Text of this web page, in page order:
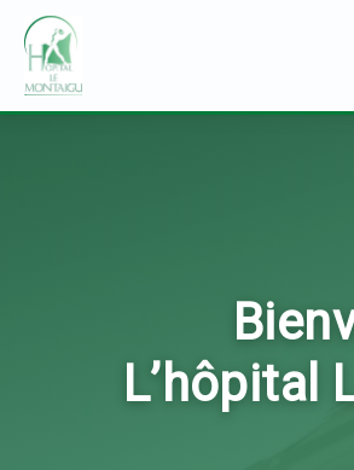
L’hôpital